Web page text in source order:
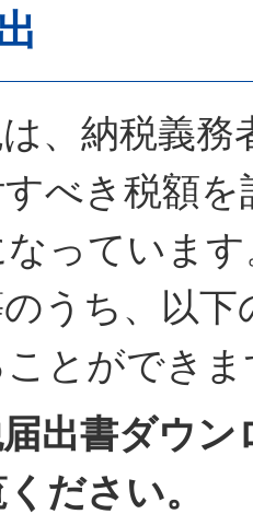
、納税義務
べき税額
っていま
うち、以
とができ
出書ダウン
ださい。